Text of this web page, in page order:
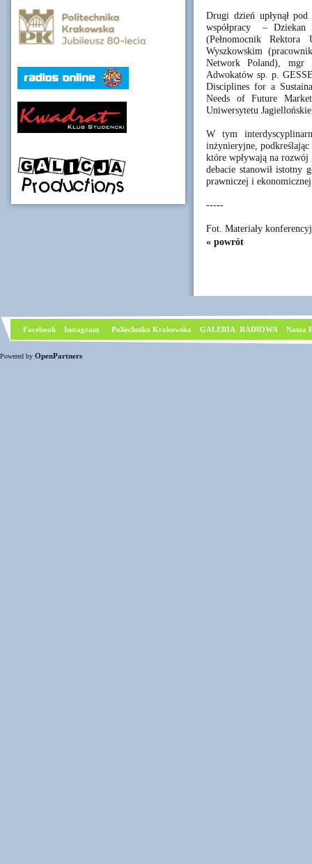
Drugi dzień upłynął
współpracy –
(Pełnomocnik
Wyszkowskim
Network Poland), mgr
Adwokatów sp. p.
Disciplines for a
Needs of Future
Uniwersytetu
W tym
inżynieryjne,
które wpływają na rozwój
debacie stanowił istotny
prawniczej i
-----
Fot. Materiały
« powrót
Facebook Instagram Poliechnika Krakowska GALERIA RADIOWA Nasza
Powered by OpenPartners